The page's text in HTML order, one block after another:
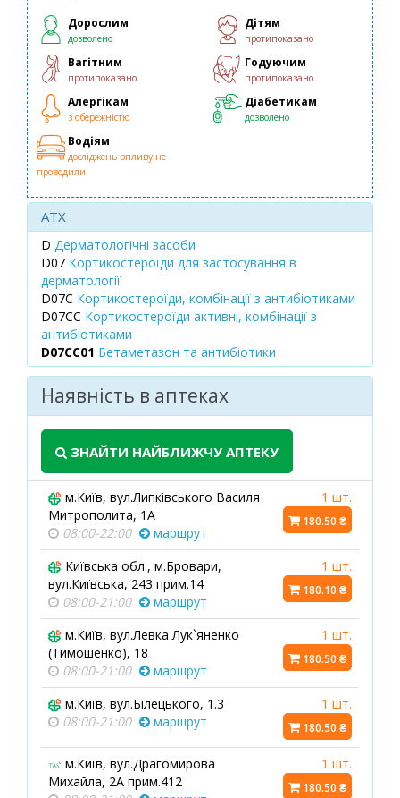
Дорослим
дозволено
Дітям
протипоказано
Вагітним
протипоказано
Годуючим
протипоказано
Алергікам
з обережністю
Діабетикам
дозволено
Водіям
досліджень впливу не
проводили
ATX
D Дерматологічні засоби
D07 Кортикостероїди для застосування в
дерматології
D07C Кортикостероїди, комбінації з антибіотиками
D07CC Кортикостероїди активні, комбінації з
антибіотиками
D07CC01 Бетаметазон та антибіотики
Наявність в аптеках
ЗНАЙТИ НАЙБЛИЖЧУ АПТЕКУ
м.Київ, вул.Липківського Василя
Митрополита, 1А
08:00-22:00
маршрут
1 шт.
180.50 ₴
Київська обл., м.Бровари,
вул.Київська, 243 прим.14
08:00-21:00
маршрут
1 шт.
180.10 ₴
м.Київ, вул.Левка Лук`яненко
(Тимошенко), 18
08:00-21:00
маршрут
1 шт.
180.50 ₴
м.Київ, вул.Білецького, 1.3
08:00-21:00
маршрут
1 шт.
180.50 ₴
м.Київ, вул.Драгомирова
Михайла, 2А прим.412
1 шт.
180.50 ₴